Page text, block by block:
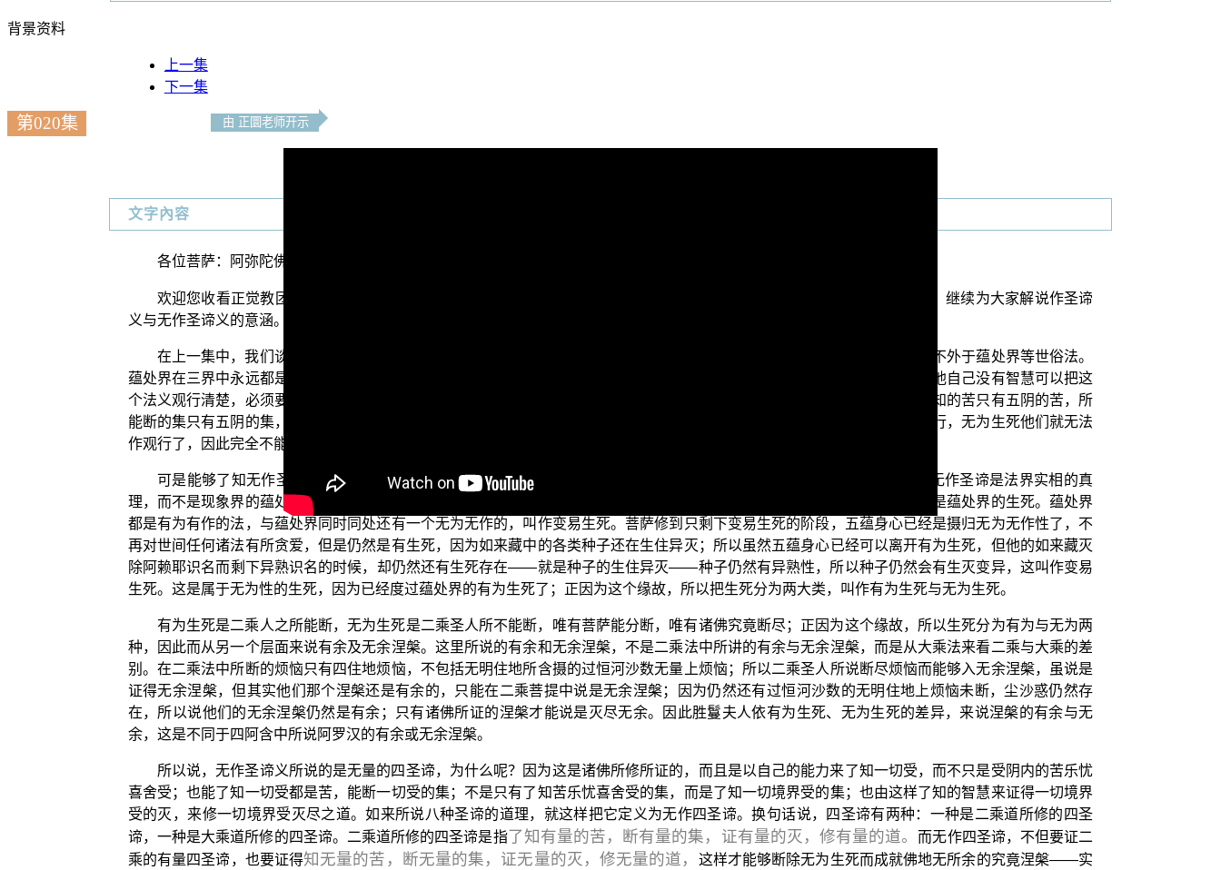
背景资料
上一集
下一集
第020集 由 正圜老师开示
文字內容
各位菩萨：阿弥陀佛！
欢迎您收看正觉教团电视弘法节目，目前正在演述的是“
单元。今天我们要接续上一集，继续为大家解说作圣谛
义与无作圣谛义的意涵。
在上一集中，我们谈到作圣谛义所作的这些观行与内容，都是有量之法、都可以计算；因为这些都是蕴处界所含摄的法，不外于蕴处界等世俗法。
蕴处界在三界中永远都是有为有作之法，它不可能是无作性的，因此只能够去体悟有作的、有量的四圣谛。这种人都是声闻，他自己没有智慧可以把这
个法义观行清楚，必须要靠善知识说法的音声来观行，所以他没有办法自己知一切苦、断一切集、证一切灭、修一切道。他所知的苦只有五阴的苦，所
能断的集只有五阴的集，能证的灭、能修的道，也都是在五阴的范围内；因此他们所修的四圣谛，只能在有为生死上面来作观行，无为生死他们就无法
作观行了，因此完全不能臆测。
可是能够了知无作圣谛义理的人，才有能力知一切苦、断一切集、证一切灭、修一切道。然而，什么叫作无作圣谛呢？无作圣谛是法界实相的真
理，而不是现象界的蕴处界法。而无作圣谛所断的生死是无为生死，不是现象界的有为生死；有为生死是二乘人所断的，也就是蕴处界的生死。蕴处界
都是有为有作的法，与蕴处界同时同处还有一个无为无作的，叫作变易生死。菩萨修到只剩下变易生死的阶段，五蕴身心已经是摄归无为无作性了，不
再对世间任何诸法有所贪爱，但是仍然是有生死，因为如来藏中的各类种子还在生住异灭；所以虽然五蕴身心已经可以离开有为生死，但他的如来藏灭
除阿赖耶识名而剩下异熟识名的时候，却仍然还有生死存在——就是种子的生住异灭——种子仍然有异熟性，所以种子仍然会有生灭变异，这叫作变易
生死。这是属于无为性的生死，因为已经度过蕴处界的有为生死了；正因为这个缘故，所以把生死分为两大类，叫作有为生死与无为生死。
有为生死是二乘人之所能断，无为生死是二乘圣人所不能断，唯有菩萨能分断，唯有诸佛究竟断尽；正因为这个缘故，所以生死分为有为与无为两
种，因此而从另一个层面来说有余及无余涅槃。这里所说的有余和无余涅槃，不是二乘法中所讲的有余与无余涅槃，而是从大乘法来看二乘与大乘的差
别。在二乘法中所断的烦恼只有四住地烦恼，不包括无明住地所含摄的过恒河沙数无量上烦恼；所以二乘圣人所说断尽烦恼而能够入无余涅槃，虽说是
证得无余涅槃，但其实他们那个涅槃还是有余的，只能在二乘菩提中说是无余涅槃；因为仍然还有过恒河沙数的无明住地上烦恼未断，尘沙惑仍然存
在，所以说他们的无余涅槃仍然是有余；只有诸佛所证的涅槃才能说是灭尽无余。因此胜鬘夫人依有为生死、无为生死的差异，来说涅槃的有余与无
余，这是不同于四阿含中所说阿罗汉的有余或无余涅槃。
所以说，无作圣谛义所说的是无量的四圣谛，为什么呢？因为这是诸佛所修所证的，而且是以自己的能力来了知一切受，而不只是受阴内的苦乐忧
喜舍受；也能了知一切受都是苦，能断一切受的集；不是只有了知苦乐忧喜舍受的集，而是了知一切境界受的集；也由这样了知的智慧来证得一切境界
受的灭，来修一切境界受灭尽之道。如来所说八种圣谛的道理，就这样把它定义为无作四圣谛。换句话说，四圣谛有两种：一种是二乘道所修的四圣
谛，一种是大乘道所修的四圣谛。二乘道所修的四圣谛是指了知有量的苦，断有量的集，证有量的灭，修有量的道。而无作四圣谛，不但要证二
乘的有量四圣谛，也要证得知无量的苦，断无量的集，证无量的灭，修无量的道，
这样才能够断除无为生死而成就佛地无所余的究竟涅槃——实